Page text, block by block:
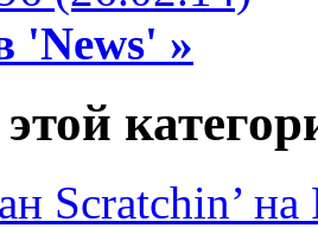
'News' »
Scratchin’